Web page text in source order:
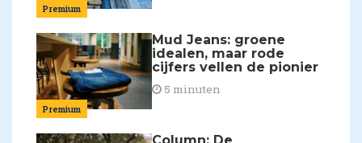
Premium
Premium
Mud Jeans: groene
idealen, maar rode
cijfers vellen de pionier
5 minuten